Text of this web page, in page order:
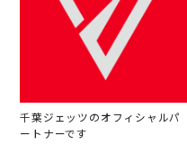
千葉ジェッツのオフィシャルパ
ートナーです